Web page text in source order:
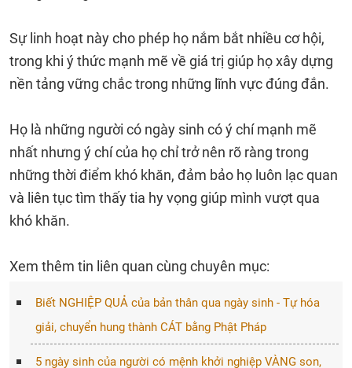
Sự linh hoạt này cho phép họ nắm bắt nhiều cơ hội,
trong khi ý thức mạnh mẽ về giá trị giúp họ xây dựng
nền tảng vững chắc trong những lĩnh vực đúng đắn.
Họ là những người có ngày sinh có ý chí mạnh mẽ
nhất nhưng ý chí của họ chỉ trở nên rõ ràng trong
những thời điểm khó khăn, đảm bảo họ luôn lạc quan
và liên tục tìm thấy tia hy vọng giúp mình vượt qua
khó khăn.
Xem thêm tin liên quan cùng chuyên mục:
Biết NGHIỆP QUẢ của bản thân qua ngày sinh - Tự hóa
giải, chuyển hung thành CÁT bằng Phật Pháp
5 ngày sinh của người có mệnh khởi nghiệp VÀNG son,